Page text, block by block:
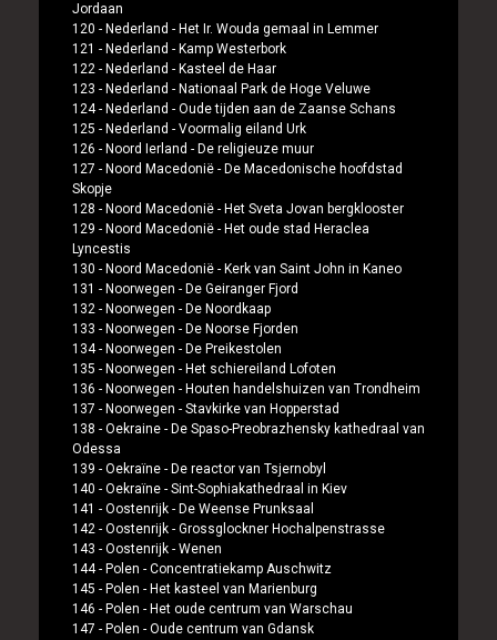
Jordaan
120 - Nederland - Het Ir. Wouda gemaal in Lemmer
121 - Nederland - Kamp Westerbork
122 - Nederland - Kasteel de Haar
123 - Nederland - Nationaal Park de Hoge Veluwe
124 - Nederland - Oude tijden aan de Zaanse Schans
125 - Nederland - Voormalig eiland Urk
126 - Noord Ierland - De religieuze muur
127 - Noord Macedonië - De Macedonische hoofdstad
Skopje
128 - Noord Macedonië - Het Sveta Jovan bergklooster
129 - Noord Macedonië - Het oude stad Heraclea
Lyncestis
130 - Noord Macedonië - Kerk van Saint John in Kaneo
131 - Noorwegen - De Geiranger Fjord
132 - Noorwegen - De Noordkaap
133 - Noorwegen - De Noorse Fjorden
134 - Noorwegen - De Preikestolen
135 - Noorwegen - Het schiereiland Lofoten
136 - Noorwegen - Houten handelshuizen van Trondheim
137 - Noorwegen - Stavkirke van Hopperstad
138 - Oekraine - De Spaso-Preobrazhensky kathedraal van
Odessa
139 - Oekraïne - De reactor van Tsjernobyl
140 - Oekraïne - Sint-Sophiakathedraal in Kiev
141 - Oostenrijk - De Weense Prunksaal
142 - Oostenrijk - Grossglockner Hochalpenstrasse
143 - Oostenrijk - Wenen
144 - Polen - Concentratiekamp Auschwitz
145 - Polen - Het kasteel van Marienburg
146 - Polen - Het oude centrum van Warschau
147 - Polen - Oude centrum van Gdansk